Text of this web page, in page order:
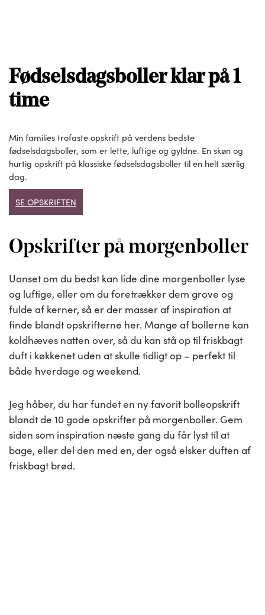
Fødselsdagsboller klar på 1
time
Min families trofaste opskrift på verdens bedste
fødselsdagsboller, som er lette, luftige og gyldne. En skøn og
hurtig opskrift på klassiske fødselsdagsboller til en helt særlig
dag.
SE OPSKRIFTEN
Opskrifter på morgenboller
Uanset om du bedst kan lide dine morgenboller lyse
og luftige, eller om du foretrækker dem grove og
fulde af kerner, så er der masser af inspiration at
finde blandt opskrifterne her. Mange af bollerne kan
koldhæves natten over, så du kan stå op til friskbagt
duft i køkkenet uden at skulle tidligt op – perfekt til
både hverdage og weekend.
Jeg håber, du har fundet en ny favorit bolleopskrift
blandt de 10 gode opskrifter på morgenboller. Gem
siden som inspiration næste gang du får lyst til at
bage, eller del den med en, der også elsker duften af
friskbagt brød.